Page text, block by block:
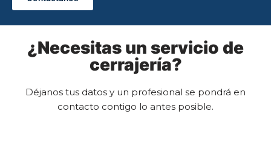
¿Necesitas un servicio de
cerrajería?
Déjanos tus datos y un profesional se pondrá en
contacto contigo lo antes posible.